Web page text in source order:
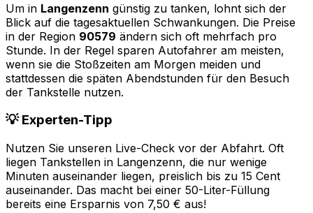
Um in Langenzenn günstig zu tanken, lohnt sich der
Blick auf die tagesaktuellen Schwankungen. Die Preise
in der Region 90579 ändern sich oft mehrfach pro
Stunde. In der Regel sparen Autofahrer am meisten,
wenn sie die Stoßzeiten am Morgen meiden und
stattdessen die späten Abendstunden für den Besuch
der Tankstelle nutzen.
💡 Experten-Tipp
Nutzen Sie unseren Live-Check vor der Abfahrt. Oft
liegen Tankstellen in Langenzenn, die nur wenige
Minuten auseinander liegen, preislich bis zu 15 Cent
auseinander. Das macht bei einer 50-Liter-Füllung
bereits eine Ersparnis von 7,50 € aus!